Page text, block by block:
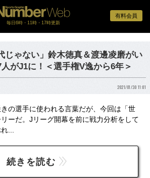
有料会員
毎日6時・11時・17時更新
じゃない」鈴木徳真＆渡邊凌磨がい
がJ1に！＜選手権V逸から6年＞
2021/01/30 11:01
の選手に使われる言葉だが、今回は「世
ーだ。Jリーグ開幕を前に戦力分析をして
...
続きを読む